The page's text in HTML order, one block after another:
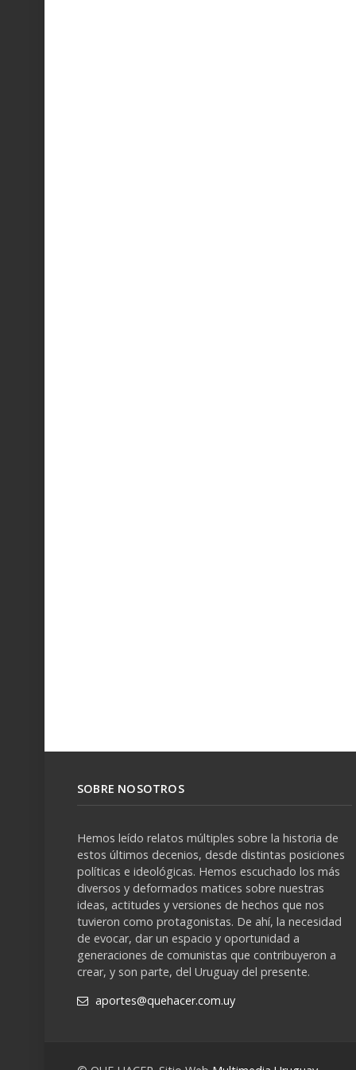
SOBRE NOSOTROS
Hemos leído relatos múltiples sobre la historia de
estos últimos decenios, desde distintas posiciones
políticas e ideológicas. Hemos escuchado los más
diversos y deformados matices sobre nuestras
ideas, actitudes y versiones de hechos que nos
tuvieron como protagonistas. De ahí, la necesidad
de evocar, dar un espacio y oportunidad a
generaciones de comunistas que contribuyeron a
crear, y son parte, del Uruguay del presente.
aportes@quehacer.com.uy